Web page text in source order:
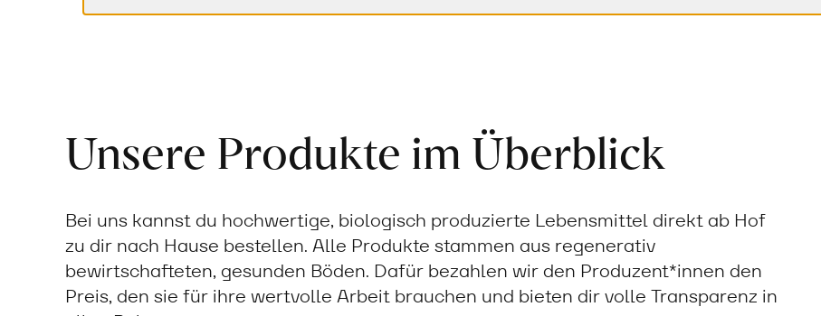
Unsere Produkte im Überblick
Bei uns kannst du hochwertige, biologisch produzierte Lebensmittel direkt ab Hof
zu dir nach Hause bestellen. Alle Produkte stammen aus regenerativ
bewirtschafteten, gesunden Böden. Dafür bezahlen wir den Produzent*innen den
Preis, den sie für ihre wertvolle Arbeit brauchen und bieten dir volle Transparenz in